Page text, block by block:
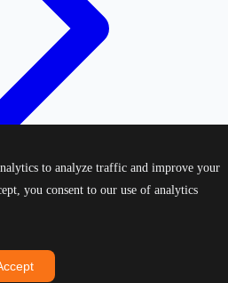
All rights reserved.
to analyze traffic and improve your
you consent to our use of analytics